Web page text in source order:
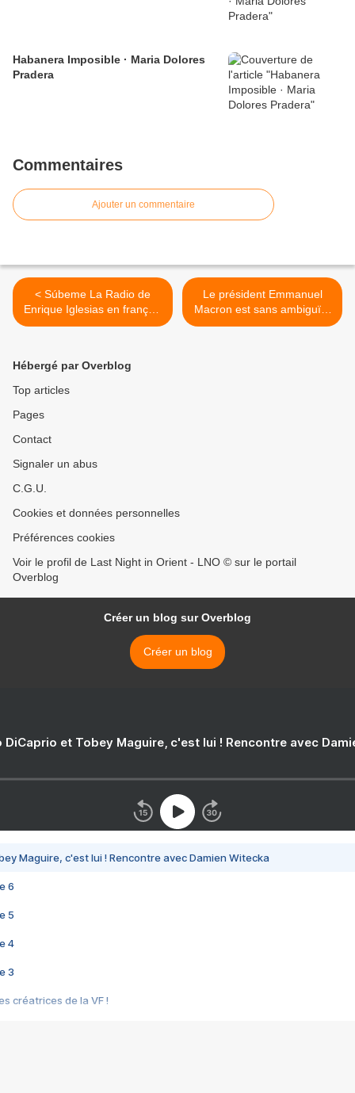
Habanera Imposible · Maria Dolores
Pradera
Commentaires
Ajouter un commentaire
< Súbeme La Radio de
Enrique Iglesias en français
par Apimusic
Le président Emmanuel
Macron est sans ambiguïté
sur le boycott : il est et
Hébergé par Overblog
Top articles
Pages
Contact
Signaler un abus
C.G.U.
Cookies et données personnelles
Préférences cookies
Voir le profil de Last Night in Orient - LNO © sur le portail
Overblog
Créer un blog sur Overblog
Créer un blog
DiCaprio et Tobey Maguire, c'est lui ! Rencontre avec
Maguire, c'est lui ! Rencontre avec Damien Witecka
6
5
4
3
créatrices de la VF !